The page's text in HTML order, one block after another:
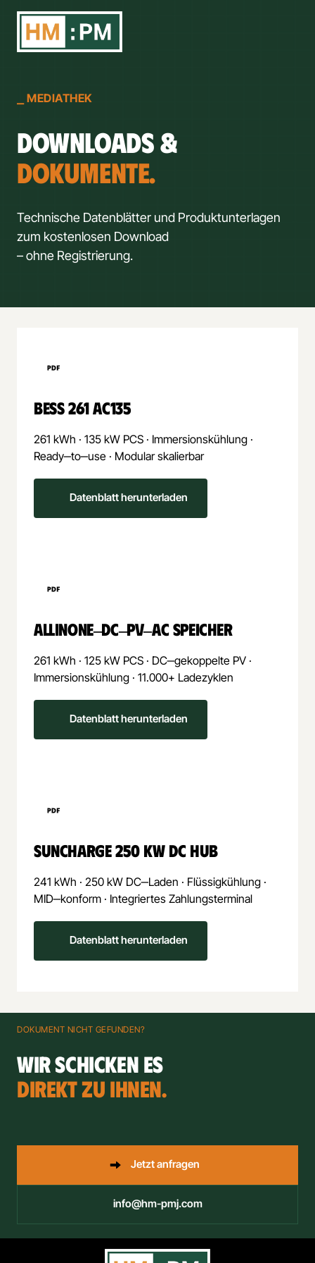
MEDIATHEK
DOWNLOADS &
DOKUMENTE.
Technische Datenblätter und Produktunterlagen
zum kostenlosen Download
– ohne Registrierung.
BESS 261 AC135
261 kWh · 135 kW PCS · Immersionskühlung
Ready‒to‒use · Modular skalierbar
Datenblatt herunterladen
ALLINONE‒DC‒PV‒AC SPEICHER
261 kWh · 125 kW PCS · DC‒gekoppelte PV
Immersionskühlung · 11.000+ Ladezyklen
Datenblatt herunterladen
SUNCHARGE 250 KW DC HUB
241 kWh · 250 kW DC‒Laden · Flüssigkühlung
MID‒konform · Integriertes Zahlungsterminal
Datenblatt herunterladen
DOKUMENT NICHT GEFUNDEN?
DIREKT ZU IHNEN.
Jetzt anfragen
info@hm-pmj.com